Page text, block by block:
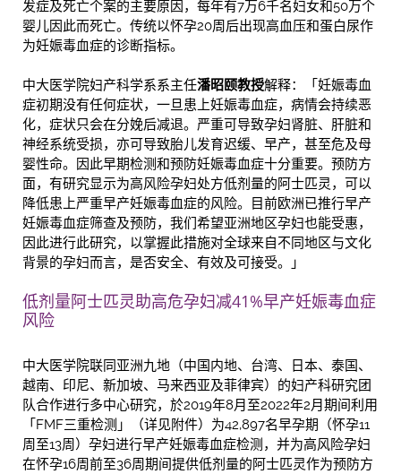
发症及死亡个案的主要原因，每年有7万6千名妇女和50万个
婴儿因此而死亡。传统以怀孕20周后出现高血压和蛋白尿作
为妊娠毒血症的诊断指标。
中大医学院妇产科学系系主任潘昭颐教授解释：「妊娠毒血
症初期没有任何症状，一旦患上妊娠毒血症，病情会持续恶
化，症状只会在分娩后减退。严重可导致孕妇肾脏、肝脏和
神经系统受损，亦可导致胎儿发育迟缓、早产，甚至危及母
婴性命。因此早期检测和预防妊娠毒血症十分重要。预防方
面，有研究显示为高风险孕妇处方低剂量的阿士匹灵，可以
降低患上严重早产妊娠毒血症的风险。目前欧洲已推行早产
妊娠毒血症筛查及预防，我们希望亚洲地区孕妇也能受惠，
因此进行此研究，以掌握此措施对全球来自不同地区与文化
背景的孕妇而言，是否安全、有效及可接受。」
低剂量阿士匹灵助高危孕妇减41%早产妊娠毒血症
风险
中大医学院联同亚洲九地（中国内地、台湾、日本、泰国、
越南、印尼、新加坡、马来西亚及菲律宾）的妇产科研究团
队合作进行多中心研究，於2019年8月至2022年2月期间利用
「FMF三重检测」（详见附件）为42,897名早孕期（怀孕11
周至13周）孕妇进行早产妊娠毒血症检测，并为高风险孕妇
在怀孕16周前至36周期间提供低剂量的阿士匹灵作为预防方